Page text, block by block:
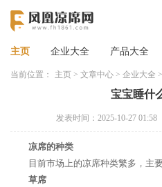
主页 企业大全 产品大全
当前位置： 主页 > 文章中心 > 企业大全 >
宝宝睡什
发表时间：2025-10-27 01:58
凉席的种类
目前市场上的凉席种类繁多，主
草席